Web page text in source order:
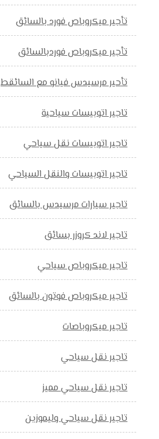
تأجير ميكروباص فورد بالسائق
تأجير ميكروباص فوردبالسائق
تأحير مرسيدس فيانو مع السائقط
تاجير اتوبيسات سياحية
تاجير اتوبيسات نقل سياحي
تاجير اتوبيسات والنقل السياحي
تاجير سيارات مرسيدس بالسائق
تاجير لاند كروزر بسائق
تاجير ميكروباص سياحي
تاجير ميكروباص فوتون بالسائق
تاجير ميكروباصات
تاجير نقل سياحي
تاجير نقل سياحي مميز
تاجير نقل سياحي وليموزين